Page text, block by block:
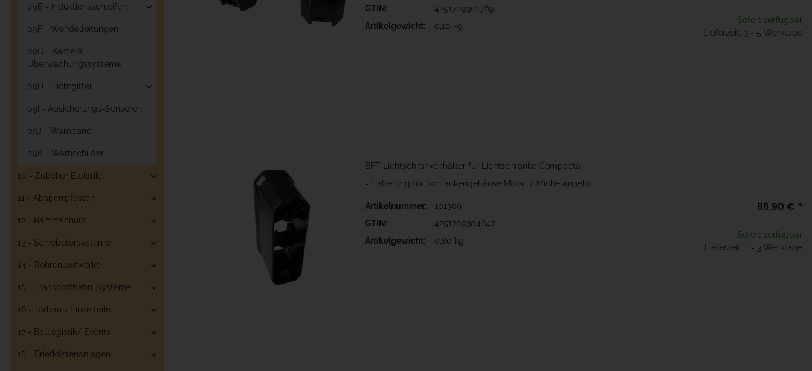
GTIN:
4251709301769
Artikelgewicht:
0,10 kg
Sofort verfügbar
Lieferzeit: 3 - 5 Werktage
BFT Lichtschrankenhalter für Lichtschranke Compacta
- Halterung für Schrankengehäuse Moovi / Michelangelo
Artikelnummer:
101309
GTIN:
4251709304647
Artikelgewicht:
0,80 kg
86,90 € *
Sofort verfügbar
Lieferzeit: 1 - 3 Werktage
09E - Induktionsschleifen
09F - Wendelleitungen
09G - Kamera-
Überwachungssysteme
09H - Lichtgitter
09I - Absicherungs-Sensoren
09J - Warnband
09K - Warnschilder
10 - Zubehör Elektrik
11 - Absperrpfosten
12 - Rammschutz
13 - Schiebetorsysteme
14 - Röhrenlaufwerke
15 - Transportbahn-Systeme
16 - Torbau - Einzelteile
17 - Baulogistik/ Events
18 - Briefkästenanlagen